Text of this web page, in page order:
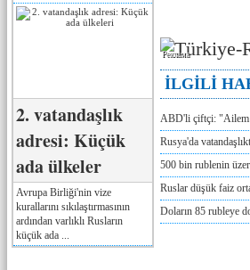
2. vatandaşlık
adresi: Küçük
ada ülkeler
Avrupa Birliği'nin vize
kurallarını sıkılaştırmasının
ardından varlıklı Rusların
küçük ada ...
Реклама
İLGİLİ
ABD'li çiftçi: "Ailem
Rusya'da
500 bin rublenin
Ruslar düşük faiz
Doların 85 rubleye